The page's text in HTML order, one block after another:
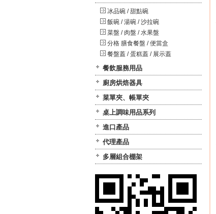
冰品碗 / 甜點碗
飯碗 / 湯碗 / 沙拉碗
菜盤 / 肉盤 / 水果盤
分格 膳食餐盤 / 便當盒
餐盤蓋 / 蛋糕蓋 / 展示蓋
餐飲服務用品
廚房烘焙器具
菜單夾、帳單夾
桌上調味用品系列
進口產品
代理產品
多層組合棚架